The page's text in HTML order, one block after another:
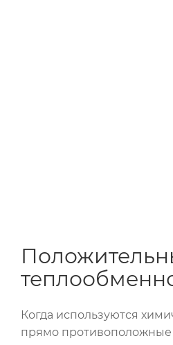
Когда используются
прямо противоположные